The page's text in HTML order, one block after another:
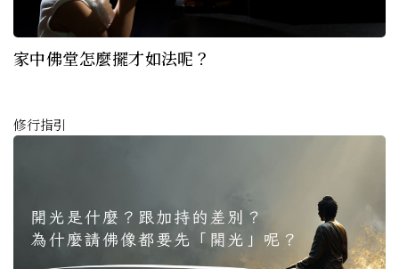
家中佛堂怎麼擺才如法呢？
修行指引